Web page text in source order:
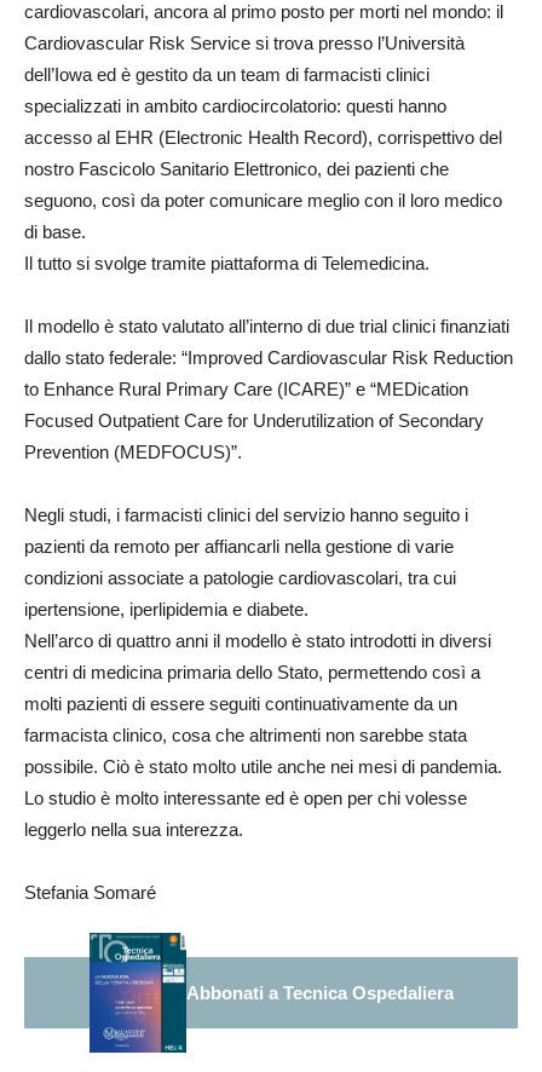
cardiovascolari, ancora al primo posto per morti nel mondo: il
Cardiovascular Risk Service si trova presso l’Università
dell’Iowa ed è gestito da un team di farmacisti clinici
specializzati in ambito cardiocircolatorio: questi hanno
accesso al EHR (Electronic Health Record), corrispettivo del
nostro Fascicolo Sanitario Elettronico, dei pazienti che
seguono, così da poter comunicare meglio con il loro medico
di base.
Il tutto si svolge tramite piattaforma di Telemedicina.
Il modello è stato valutato all’interno di due trial clinici finanziati
dallo stato federale: “Improved Cardiovascular Risk Reduction
to Enhance Rural Primary Care (ICARE)” e “MEDication
Focused Outpatient Care for Underutilization of Secondary
Prevention (MEDFOCUS)”.
Negli studi, i farmacisti clinici del servizio hanno seguito i
pazienti da remoto per affiancarli nella gestione di varie
condizioni associate a patologie cardiovascolari, tra cui
ipertensione, iperlipidemia e diabete.
Nell’arco di quattro anni il modello è stato introdotti in diversi
centri di medicina primaria dello Stato, permettendo così a
molti pazienti di essere seguiti continuativamente da un
farmacista clinico, cosa che altrimenti non sarebbe stata
possibile. Ciò è stato molto utile anche nei mesi di pandemia.
Lo studio è molto interessante ed è open per chi volesse
leggerlo nella sua interezza.
Stefania Somaré
Abbonati a Tecnica Ospedaliera